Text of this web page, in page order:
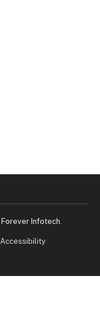
Forever Infotech
Accessibility